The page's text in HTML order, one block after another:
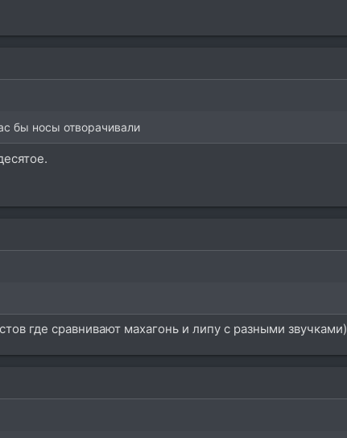
бы носы отворачивали
где сравнивают махагонь и липу с разными звучками)